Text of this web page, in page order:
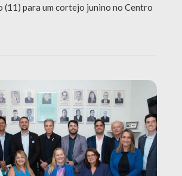
(11) para um cortejo junino no Centro